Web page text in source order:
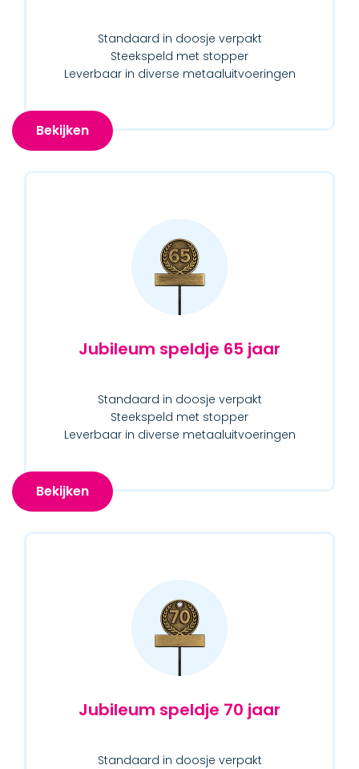
Standaard in doosje verpakt
Steekspeld met stopper
Leverbaar in diverse metaaluitvoeringen
Bekijken
Jubileum speldje 65 jaar
Standaard in doosje verpakt
Steekspeld met stopper
Leverbaar in diverse metaaluitvoeringen
Bekijken
Jubileum speldje 70 jaar
Standaard in doosje verpakt